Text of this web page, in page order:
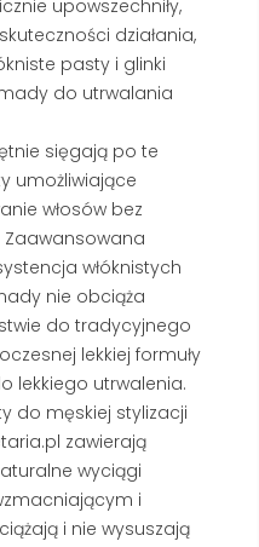
upowszechniły,
działania,
pasty i glinki
do utrwalania
sięgają po te
umożliwiające
włosów bez
włóknistych
nie obciąża
do tradycyjnego
lekkiej formuły
lekkiego utrwalenia.
do męskiej stylizacji
zawierają
wyciągi
i
i nie wysuszają